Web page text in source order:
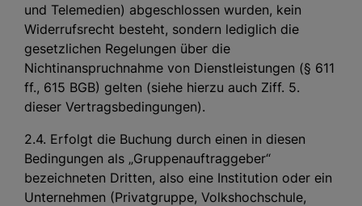
und Telemedien) abgeschlossen wurden, kein
Widerrufsrecht besteht, sondern lediglich die
gesetzlichen Regelungen über die
Nichtinanspruchnahme von Dienstleistungen (§ 611
ff., 615 BGB) gelten (siehe hierzu auch Ziff. 5.
dieser Vertragsbedingungen).
2.4. Erfolgt die Buchung durch einen in diesen
Bedingungen als „Gruppenauftraggeber“
bezeichneten Dritten, also eine Institution oder ein
Unternehmen (Privatgruppe, Volkshochschule,